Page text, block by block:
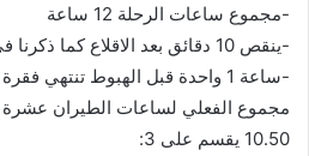
-مجموع ساعات الرحلة 12 ساعة
-ينقص 10 دقائق بعد الاقلاع كما ذكرنا في البداية
-ساعة 1 واحدة قبل الهبوط تنتهي فقرة الاستراحة
مجموع الفعلي لساعات الطيران
10.50 يقسم على 3: